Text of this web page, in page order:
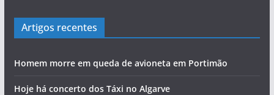
Artigos recentes
Homem morre em queda de avioneta em Portimão
Hoje há concerto dos Táxi no Algarve